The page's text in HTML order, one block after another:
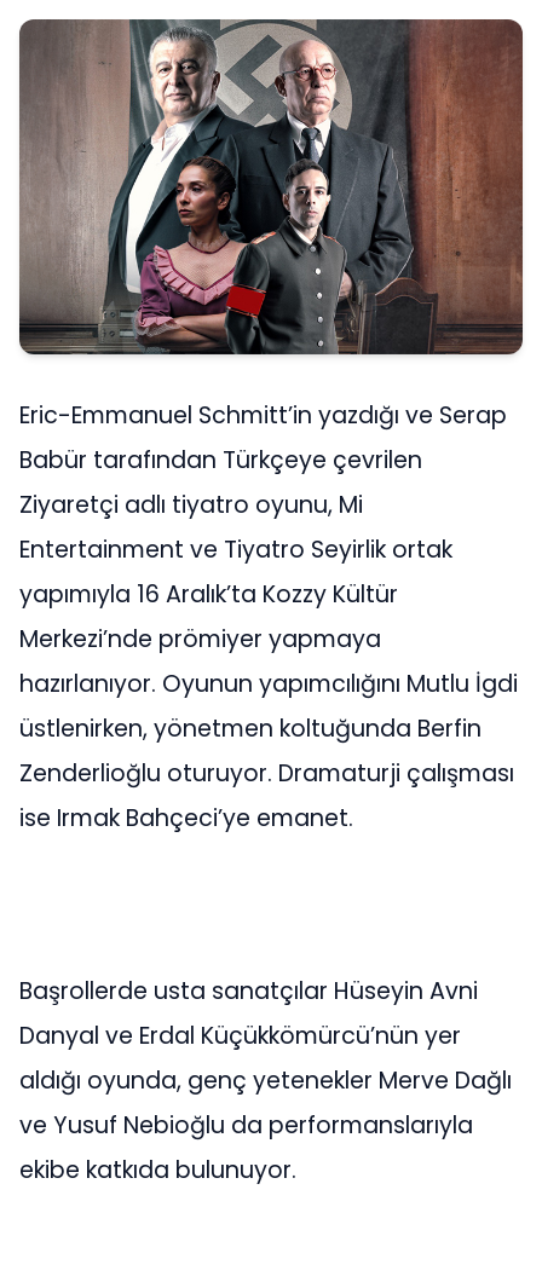
Eric-Emmanuel Schmitt’in yazdığı ve Serap
Babür tarafından Türkçeye çevrilen
Ziyaretçi adlı tiyatro oyunu, Mi
Entertainment ve Tiyatro Seyirlik ortak
yapımıyla 16 Aralık’ta Kozzy Kültür
Merkezi’nde prömiyer yapmaya
hazırlanıyor. Oyunun yapımcılığını Mutlu İgdi
üstlenirken, yönetmen koltuğunda Berfin
Zenderlioğlu oturuyor. Dramaturji çalışması
ise Irmak Bahçeci’ye emanet.
Başrollerde usta sanatçılar Hüseyin Avni
Danyal ve Erdal Küçükkömürcü’nün yer
aldığı oyunda, genç yetenekler Merve Dağlı
ve Yusuf Nebioğlu da performanslarıyla
ekibe katkıda bulunuyor.